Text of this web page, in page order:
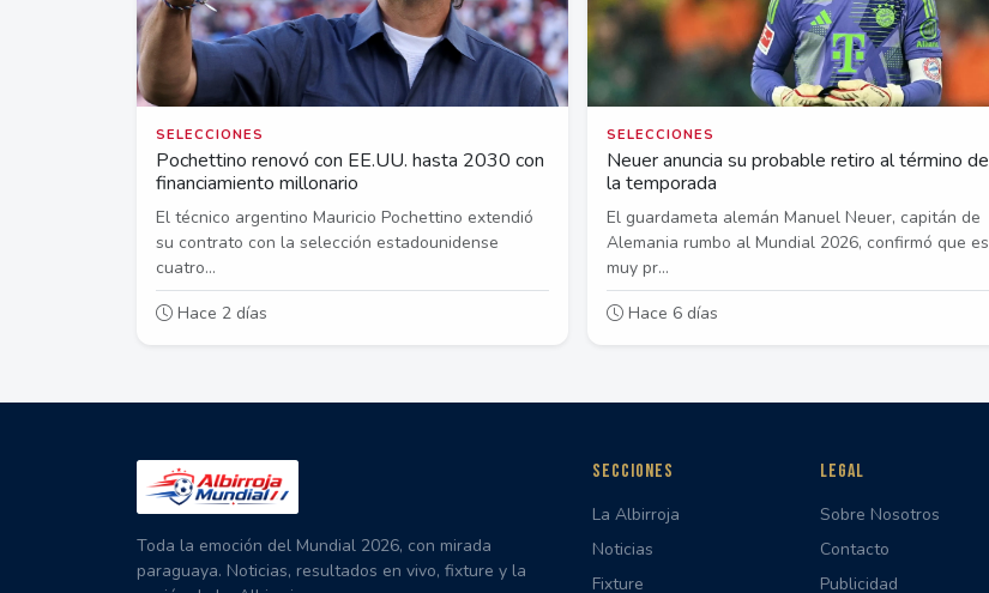
SELECCIONES
Pochettino renovó con EE.UU. hasta 2030 con
financiamiento millonario
El técnico argentino Mauricio Pochettino extendió
su contrato con la selección estadounidense
cuatro...
Hace 2 días
SELECCIONES
Neuer anuncia su probable retiro al término de
la temporada
El guardameta alemán Manuel Neuer, capitán de
Alemania rumbo al Mundial 2026, confirmó que es
muy pr...
Hace 6 días
Toda la emoción del Mundial 2026, con mirada
paraguaya. Noticias, resultados en vivo, fixture y la
SECCIONES
La Albirroja
Noticias
Fixture
LEGAL
Sobre Nosotros
Contacto
Publicidad